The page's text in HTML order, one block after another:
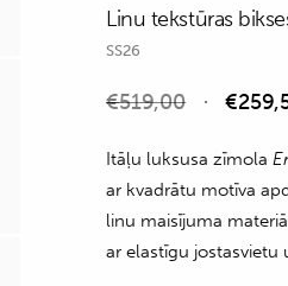
Linu tekstūras
SS26
€519,00 €
Itāļu luksusa zīmola
ar kvadrātu motīva
linu maisījuma
ar elastīgu